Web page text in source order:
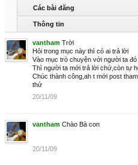
Các bài đăng
Thông tin
vantham Trời
Hỏi trong mục này thì có ai trả lời
Vào mục trò chuyện với người ta đó
Thì người ta mới trả lời chứ,còn tự
Chúc thành công,ah t mới post
thử
20/11/09
vantham Chào Bà con
20/11/09